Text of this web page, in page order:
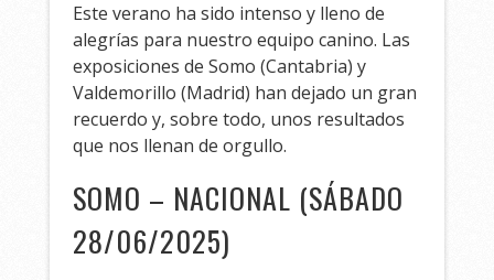
Este verano ha sido intenso y lleno de
alegrías para nuestro equipo canino. Las
exposiciones de Somo (Cantabria) y
Valdemorillo (Madrid) han dejado un gran
recuerdo y, sobre todo, unos resultados
que nos llenan de orgullo.
SOMO – NACIONAL (SÁBADO
28/06/2025)